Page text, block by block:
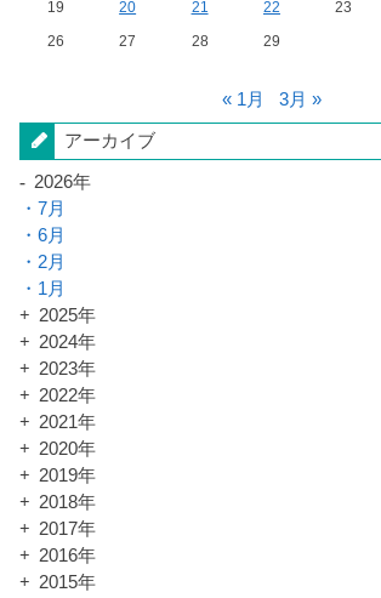
19
20 21 22 23
26
27 28 29
« 1月 3月 »
アーカイブ
2026年
7月
6月
2月
1月
2025年
2024年
2023年
2022年
2021年
2020年
2019年
2018年
2017年
2016年
2015年